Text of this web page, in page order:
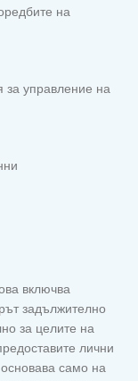
на
управление на
включва
задължително
за целите на
лични
само на